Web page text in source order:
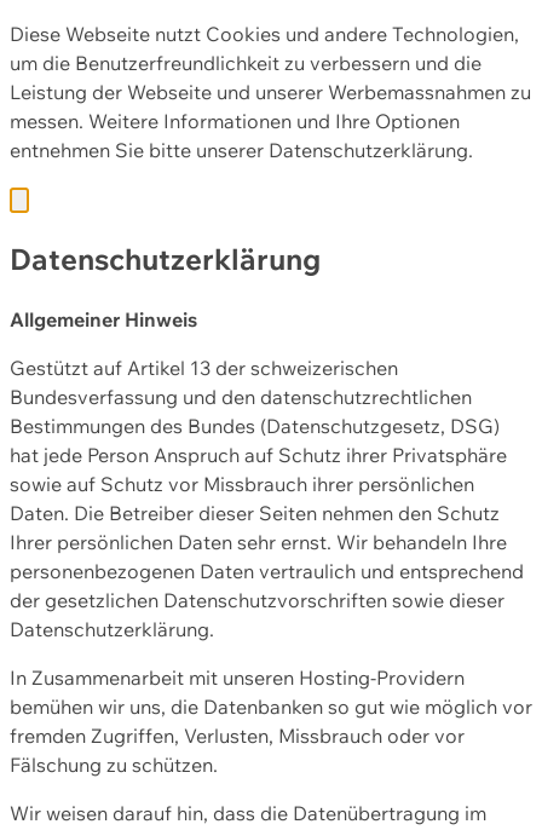
Diese Webseite nutzt Cookies und andere Technologien,
um die Benutzerfreundlichkeit zu verbessern und die
Leistung der Webseite und unserer Werbemassnahmen zu
messen. Weitere Informationen und Ihre Optionen
entnehmen Sie bitte unserer Datenschutzerklärung.
Datenschutzerklärung
Allgemeiner Hinweis
Gestützt auf Artikel 13 der schweizerischen
Bundesverfassung und den datenschutzrechtlichen
Bestimmungen des Bundes (Datenschutzgesetz, DSG)
hat jede Person Anspruch auf Schutz ihrer Privatsphäre
sowie auf Schutz vor Missbrauch ihrer persönlichen
Daten. Die Betreiber dieser Seiten nehmen den Schutz
Ihrer persönlichen Daten sehr ernst. Wir behandeln Ihre
personenbezogenen Daten vertraulich und entsprechend
der gesetzlichen Datenschutzvorschriften sowie dieser
Datenschutzerklärung.
In Zusammenarbeit mit unseren Hosting-Providern
bemühen wir uns, die Datenbanken so gut wie möglich vor
fremden Zugriffen, Verlusten, Missbrauch oder vor
Fälschung zu schützen.
Wir weisen darauf hin, dass die Datenübertragung im